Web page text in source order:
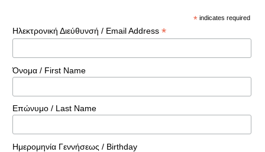
* indicates required
Ηλεκτρονική Διεύθυνσή / Email Address *
Όνομα / First Name
Επώνυμο / Last Name
Ημερομηνία Γεννήσεως / Birthday